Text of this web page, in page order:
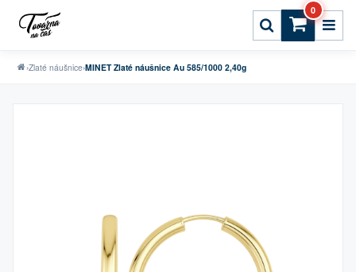
0
›Zlaté náušnice›MINET Zlaté náušnice Au 585/1000 2,40g